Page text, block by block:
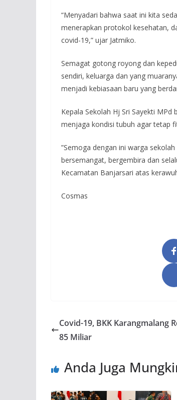
“Menyadari bahwa saat ini kita
menerapkan protokol kesehatan,
covid-19,” ujar Jatmiko.
Semagat gotong royong dan
sendiri, keluarga dan yang
menjadi kebiasaan baru yang
Kepala Sekolah Hj Sri Sayekti
menjaga kondisi tubuh agar tetap
”Semoga dengan ini warga
bersemangat, bergembira dan
Kecamatan Banjarsari atas
Cosmas
Covid-19, BKK Karangmalang
85 Miliar
Anda Juga